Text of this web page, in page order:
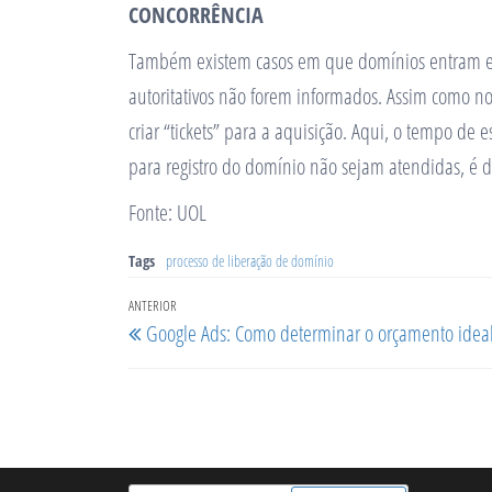
CONCORRÊNCIA
Também existem casos em que domínios entram
autoritativos não forem informados. Assim como
criar “tickets” para a aquisição. Aqui, o tempo
para registro do domínio não sejam atendidas, é
Fonte: UOL
Tags processo de liberação de domínio
Navegação
de
Post
anterior
ANTERIOR
Google Ads: Como determinar o orçamento